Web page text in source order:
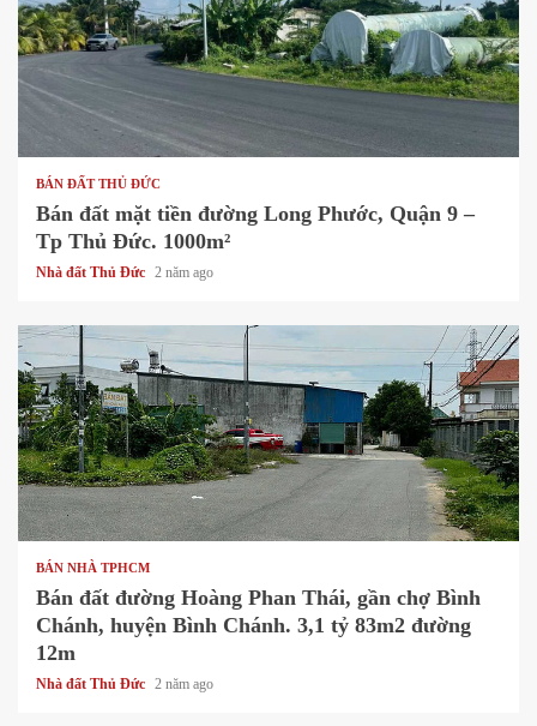
1 min read
BÁN ĐẤT THỦ ĐỨC
Bán đất mặt tiền đường Long Phước, Quận 9 –
Tp Thủ Đức. 1000m²
Nhà đất Thủ Đức 2 năm ago
1 min read
BÁN NHÀ TPHCM
Bán đất đường Hoàng Phan Thái, gần chợ Bình
Chánh, huyện Bình Chánh. 3,1 tỷ 83m2 đường
12m
Nhà đất Thủ Đức 2 năm ago